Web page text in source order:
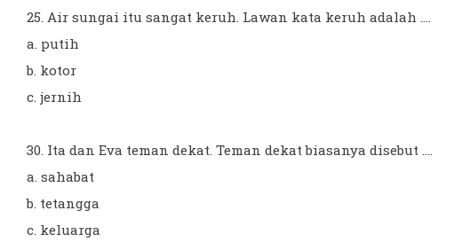
25. Air sungai itu sangat keruh. Lawan kata keruh adalah ....
a. putih
b. kotor
c. jernih
30. Ita dan Eva teman dekat. Teman dekat biasanya disebut ....
a. sahabat
b. tetangga
c. keluarga